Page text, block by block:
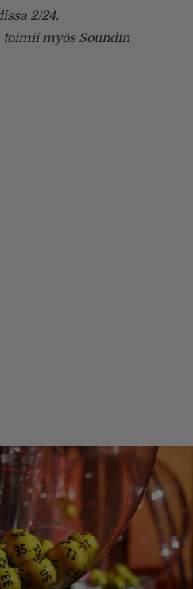
2/24.
myös Soundin